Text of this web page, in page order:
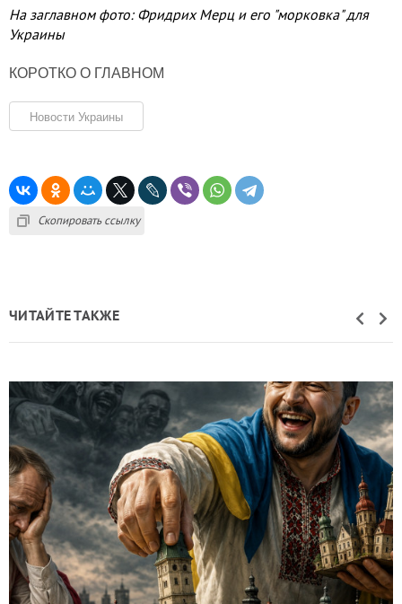
На заглавном фото: Фридрих Мерц и его "морковка" для
Украины
КОРОТКО О ГЛАВНОМ
Новости Украины
Скопировать ссылку
ЧИТАЙТЕ ТАКЖЕ